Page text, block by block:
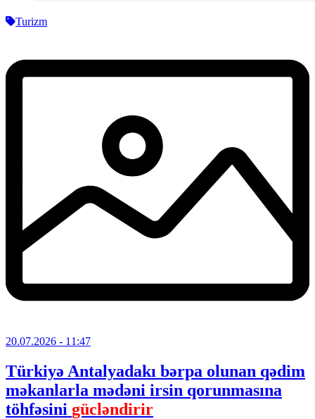
Turizm
20.07.2026 - 11:47
Türkiyə Antalyadakı bərpa olunan qədim
məkanlarla mədəni irsin qorunmasına
töhfəsini gücləndirir